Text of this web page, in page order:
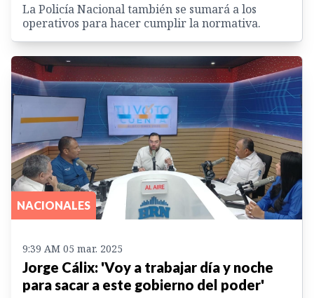
La Policía Nacional también se sumará a los
operativos para hacer cumplir la normativa.
NACIONALES
9:39 AM 05 mar. 2025
Jorge Cálix: 'Voy a trabajar día y noche
para sacar a este gobierno del poder'